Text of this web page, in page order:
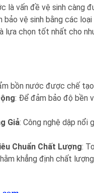
là vấn đề vệ sinh càng
vệ sinh bằng các
lựa chọn tốt nhất cho
bồn nước được chế
: Để đảm bảo độ bền
Giả: Công nghệ dập nổi
Chuẩn Chất Lượng:
khẳng định chất